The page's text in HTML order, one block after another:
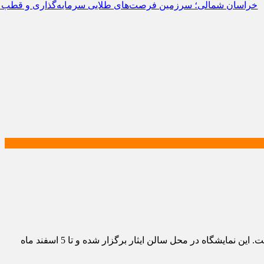
شمالی؛ سرزمین فرصت‌های طلایی سرمایه‌گذاری و قطب آینده
پارتیان امروز - نمایشگاه موزه عبرت خراسان‌شمالی که به مناسبت ایام دهه فجر بازگشایی شد، با استقبال قابل توجه مردم مواجه شده است. این نمایشگاه در محل سالن ایثار برگزار شده و تا 5 اسفند ماه